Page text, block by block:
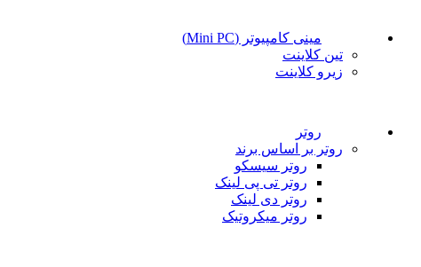
مینی کامپیوتر (Mini PC)
تین کلاینت
زیرو کلاینت
روتر
روتر بر اساس برند
روتر سیسکو
روتر تی پی لینک
روتر دی لینک
روتر میکروتیک